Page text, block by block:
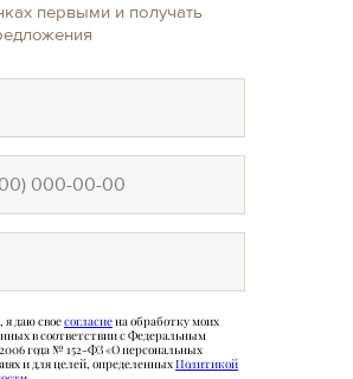
первыми и получать
даю своесогласиена обработку моих
в соответствии с Федеральным
года № 152-ФЗ «О персональных
и для целей, определенныхПолитикой